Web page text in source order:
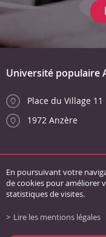
Université populaire
Place du Village 11
1972 Anzère
En poursuivant votre
de cookies pour améliorer
statistiques de visites.
Lire les mentions légales